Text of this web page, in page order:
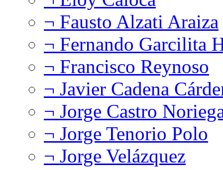
¬ Fausto Alzati Araiza
¬ Fernando Garcilita
¬ Francisco Reynoso
¬ Javier Cadena
¬ Jorge Castro
¬ Jorge Tenorio Polo
¬ Jorge Velázquez